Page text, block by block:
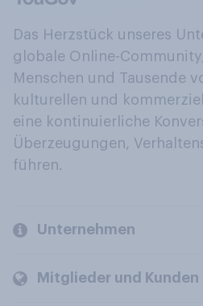
Das Herzstück unseres
globale Online-
Menschen und Tausende
kulturellen und
eine kontinuierliche
Überzeugungen,
führen.
Unternehmen
Mitglieder und Kunden